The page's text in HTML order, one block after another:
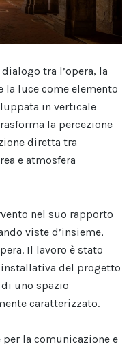
tra l’opera, la
la luce come elemento
in verticale
la percezione
diretta tra
e atmosfera
nel suo rapporto
viste d’insieme,
Il lavoro è stato
del progetto
uno spazio
caratterizzato.
la comunicazione e